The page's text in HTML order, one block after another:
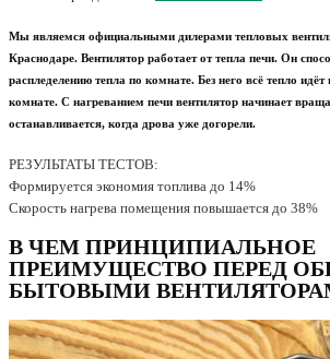
Мы являемся официальными дилерами тепловых
Краснодаре. Вентилятор работает от тепла печи. Он
распледелению тепла по комнате. Без него всё тепло
комнате. С нагреванием печи вентилятор начинает
останавливается, когда дрова уже догорели.
РЕЗУЛЬТАТЫ ТЕСТОВ:
Формируется экономия топлива до 14%
Скорость нагрева помещения повышается до 38%
В ЧЕМ ПРИНЦИПИАЛЬНОЕ
ПРЕИМУЩЕСТВО ПЕРЕД
БЫТОВЫМИ